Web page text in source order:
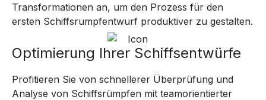
Transformationen an, um den Prozess für den
ersten Schiffsrumpfentwurf produktiver zu gestalten.
Optimierung Ihrer Schiffsentwürfe
Profitieren Sie von schnellerer Überprüfung und
Analyse von Schiffsrümpfen mit teamorientierter